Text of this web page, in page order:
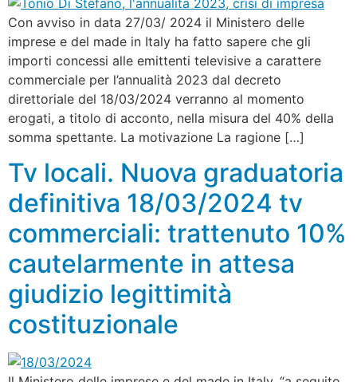
Con avviso in data 27/03/ 2024 il Ministero delle
imprese e del made in Italy ha fatto sapere che gli
importi concessi alle emittenti televisive a carattere
commerciale per l’annualità 2023 dal decreto
direttoriale del 18/03/2024 verranno al momento
erogati, a titolo di acconto, nella misura del 40% della
somma spettante. La motivazione La ragione […]
Tv locali. Nuova graduatoria
definitiva 18/03/2024 tv
commerciali: trattenuto 10%
cautelarmente in attesa
giudizio legittimità
costituzionale